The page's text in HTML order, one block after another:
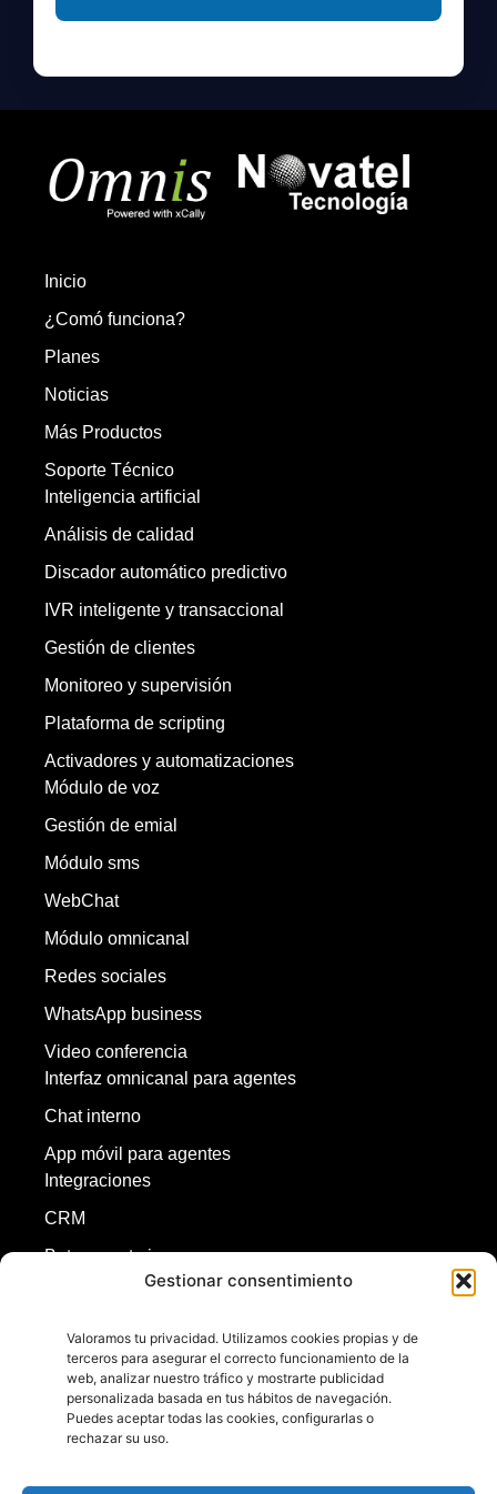
Gestionar consentimiento
Valoramos tu privacidad. Utilizamos cookies propias y de
terceros para asegurar el correcto funcionamiento de la
web, analizar nuestro tráfico y mostrarte publicidad
personalizada basada en tus hábitos de navegación.
Puedes aceptar todas las cookies, configurarlas o
rechazar su uso.
Inicio
¿Comó funciona?
Planes
Noticias
Más Productos
Soporte Técnico
Inteligencia artificial
Análisis de calidad
Discador automático predictivo
IVR inteligente y transaccional
Gestión de clientes
Monitoreo y supervisión
Plataforma de scripting
Activadores y automatizaciones
Módulo de voz
Gestión de emial
Módulo sms
WebChat
Módulo omnicanal
Redes sociales
WhatsApp business
Video conferencia
Interfaz omnicanal para agentes
Chat interno
App móvil para agentes
Integraciones
CRM
Bot y agente ia
Redes sociales
ASR y TTS
Inicio
+56224540222 +56998748646 contacto@omnis.cl